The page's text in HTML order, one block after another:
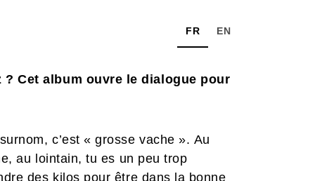
FR EN
Cet album ouvre le dialogue pour
c’est « grosse vache ». Au
au lointain, tu es un peu trop
des kilos pour être dans la bonne